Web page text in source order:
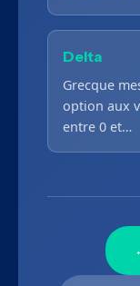
Delta
Grecque
option aux
entre 0 et…